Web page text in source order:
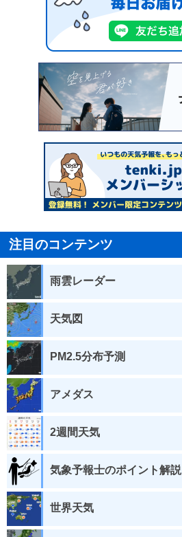
注目のコンテンツ
雨雲レーダー
天気図
PM2.5分布予測
アメダス
2週間天気
気象予報士のポイント解説
世界天気